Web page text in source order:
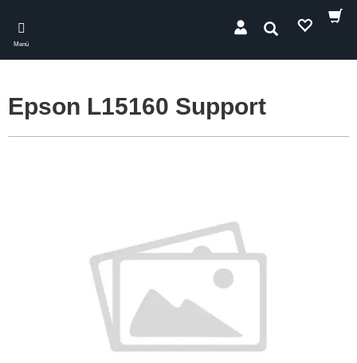
main
content
Menü
Suchen
Epson L15160 Support